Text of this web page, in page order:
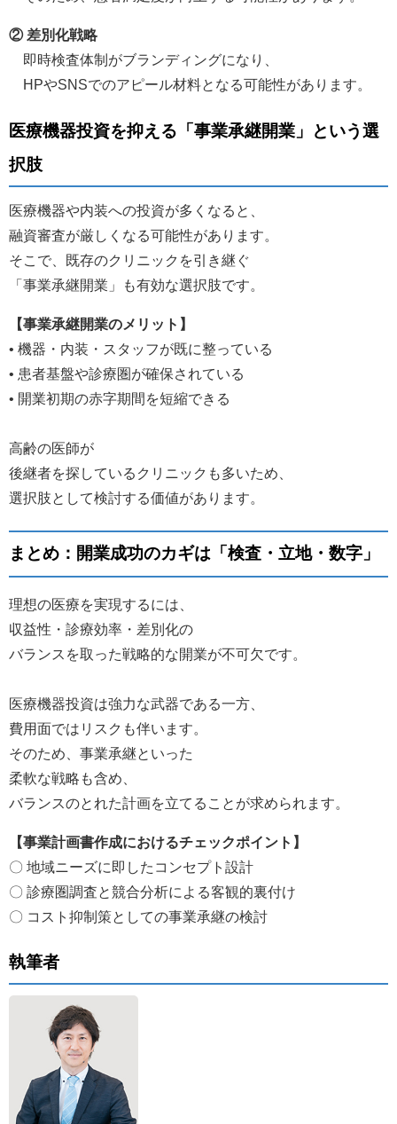
② 差別化戦略
即時検査体制がブランディングになり、
HPやSNSでのアピール材料となる可能性があります。
医療機器投資を抑える「事業承継開業」という選
択肢
医療機器や内装への投資が多くなると、
融資審査が厳しくなる可能性があります。
そこで、既存のクリニックを引き継ぐ
「事業承継開業」も有効な選択肢です。
【事業承継開業のメリット】
• 機器・内装・スタッフが既に整っている
• 患者基盤や診療圏が確保されている
• 開業初期の赤字期間を短縮できる
高齢の医師が
後継者を探しているクリニックも多いため、
選択肢として検討する価値があります。
まとめ：開業成功のカギは「検査・立地・数字」
理想の医療を実現するには、
収益性・診療効率・差別化の
バランスを取った戦略的な開業が不可欠です。
医療機器投資は強力な武器である一方、
費用面ではリスクも伴います。
そのため、事業承継といった
柔軟な戦略も含め、
バランスのとれた計画を立てることが求められます。
【事業計画書作成におけるチェックポイント】
〇 地域ニーズに即したコンセプト設計
〇 診療圏調査と競合分析による客観的裏付け
〇 コスト抑制策としての事業承継の検討
執筆者